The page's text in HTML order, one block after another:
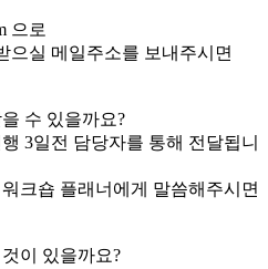
으로
으실 메일주소를 보내주시면
수 있을까요?
3일전 담당자를 통해 전달됩니
크숍 플래너에게 말씀해주시면
이 있을까요?